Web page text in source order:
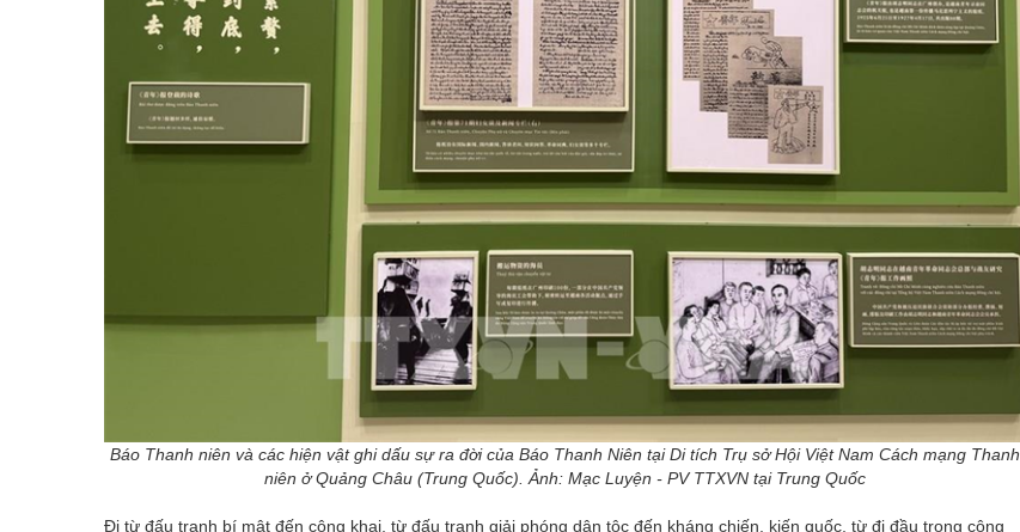
Báo Thanh niên và các hiện vật ghi dấu sự ra đời của Báo Thanh Niên tại Di tích Trụ sở Hội Việt Nam Cách mạng Thanh
niên ở Quảng Châu (Trung Quốc). Ảnh: Mạc Luyện - PV TTXVN tại Trung Quốc
Đi từ đấu tranh bí mật đến công khai, từ đấu tranh giải phóng dân tộc đến kháng chiến, kiến quốc, từ đi đầu trong công